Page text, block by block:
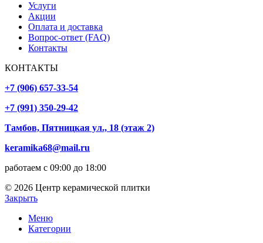
Услуги
Акции
Оплата и доставка
Вопрос-ответ (FAQ)
Контакты
КОНТАКТЫ
+7 (906) 657-33-54
+7 (991) 350-29-42
Тамбов, Пятницкая ул., 18 (этаж 2)
keramika68@mail.ru
работаем с 09:00 до 18:00
© 2026 Центр керамической плитки
Закрыть
Меню
Категории